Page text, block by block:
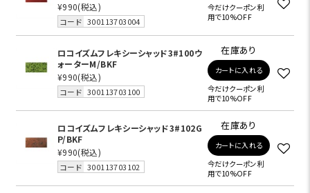
¥990(税込)
コード 300113703004
今だけクーポン利
用で10%OFF
ロコイズムフレキシーシャッド3#100ウ
ォーターM/BKF
¥990(税込)
コード 300113703100
在庫あり
カートに入れる
今だけクーポン利
用で10%OFF
ロコイズムフレキシーシャッド3#102G
P/BKF
¥990(税込)
コード 300113703102
在庫あり
カートに入れる
今だけクーポン利
用で10%OFF